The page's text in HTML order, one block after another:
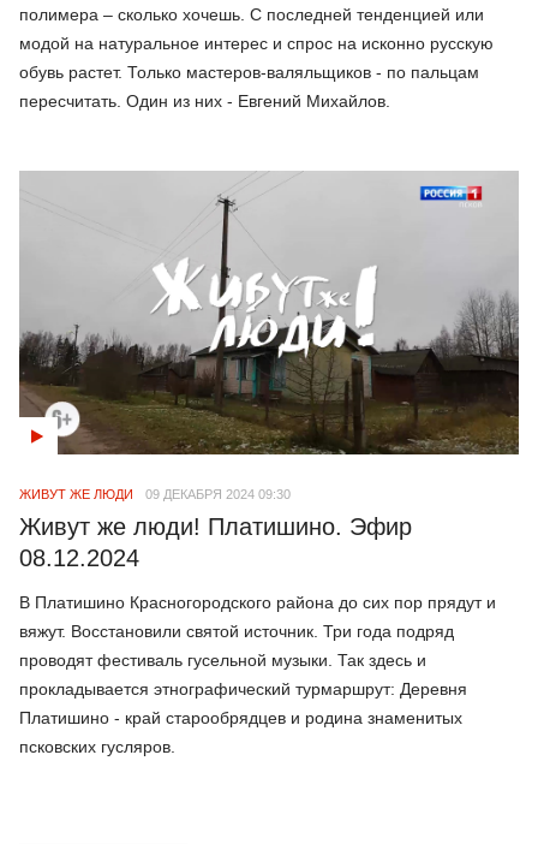
полимера – сколько хочешь. С последней тенденцией или
модой на натуральное интерес и спрос на исконно русскую
обувь растет. Только мастеров-валяльщиков - по пальцам
пересчитать. Один из них - Евгений Михайлов.
ЖИВУТ ЖЕ ЛЮДИ 09 ДЕКАБРЯ 2024 09:30
Живут же люди! Платишино. Эфир
08.12.2024
В Платишино Красногородского района до сих пор прядут и
вяжут. Восстановили святой источник. Три года подряд
проводят фестиваль гусельной музыки. Так здесь и
прокладывается этнографический турмаршрут: Деревня
Платишино - край старообрядцев и родина знаменитых
псковских гусляров.